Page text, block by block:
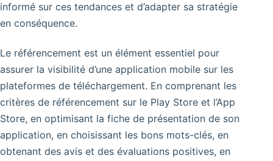
informé sur ces tendances et d’adapter sa stratégie
en conséquence.
Le référencement est un élément essentiel pour
assurer la visibilité d’une application mobile sur les
plateformes de téléchargement. En comprenant les
critères de référencement sur le Play Store et l’App
Store, en optimisant la fiche de présentation de son
application, en choisissant les bons mots-clés, en
obtenant des avis et des évaluations positives, en